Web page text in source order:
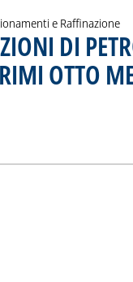
e Raffinazione
DI
OTTO
IMPORTAZIONI
alla notizia